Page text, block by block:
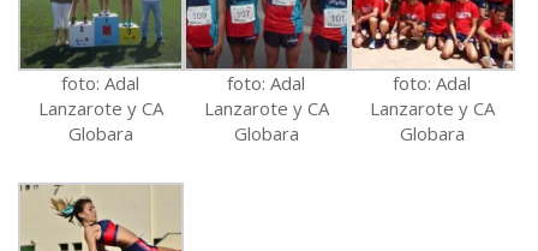
foto: Adal
Lanzarote y CA
Globara
foto: Adal
Lanzarote y CA
Globara
foto: Adal
Lanzarote y CA
Globara